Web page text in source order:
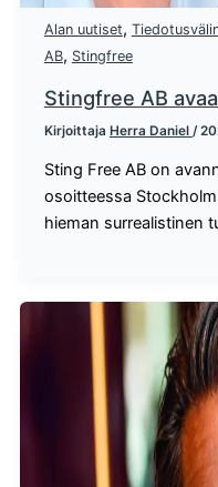
Alan uutiset,
AB, Stingfree
Stingfree AB
Kirjoittaja Herra Daniel /
Sting Free AB on
osoitteessa
hieman surrealistinen